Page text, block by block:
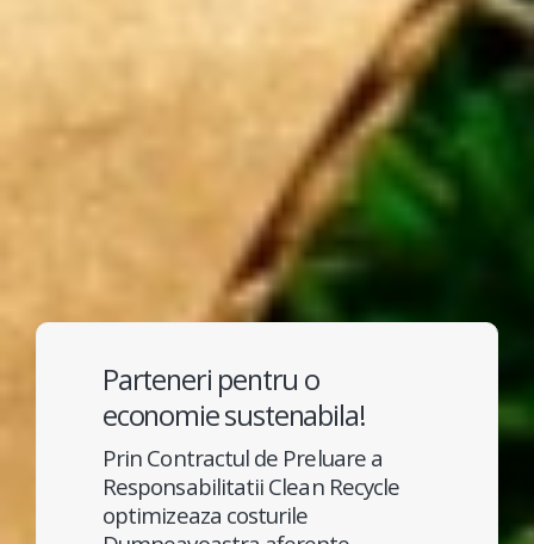
Parteneri pentru o
economie sustenabila!
Prin Contractul de Preluare a
Responsabilitatii Clean Recycle
optimizeaza costurile